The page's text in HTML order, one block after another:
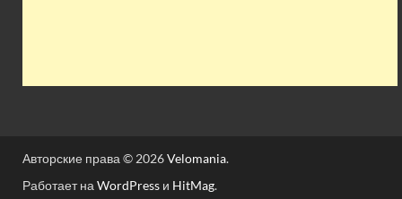
Авторские права © 2026Velomania.
Работает наWordPress и HitMag.